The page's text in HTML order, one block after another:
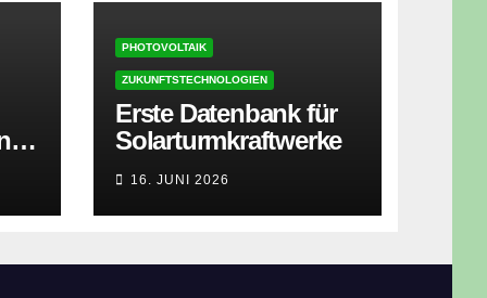
PHOTOVOLTAIK
ZUKUNFTSTECHNOLOGIEN
Erste Datenbank für
Solarturmkraftwerke
16. JUNI 2026